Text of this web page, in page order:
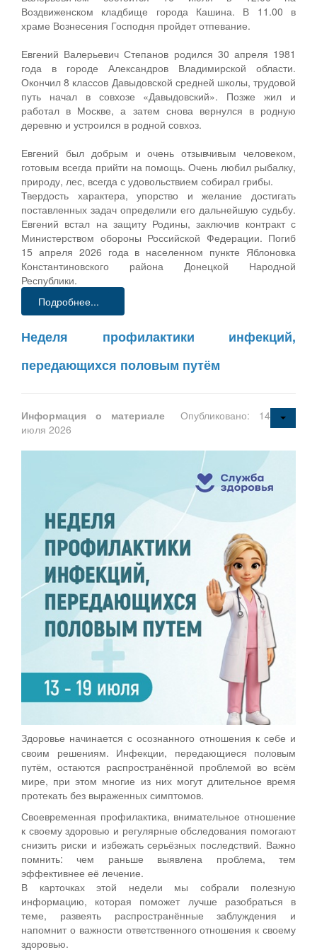
Воздвиженском кладбище города Кашина. В 11.00 в
храме Вознесения Господня пройдет отпевание.
Евгений Валерьевич Степанов родился 30 апреля 1981
года в городе Александров Владимирской области.
Окончил 8 классов Давыдовской средней школы, трудовой
путь начал в совхозе «Давыдовский». Позже жил и
работал в Москве, а затем снова вернулся в родную
деревню и устроился в родной совхоз.
Евгений был добрым и очень отзывчивым человеком,
готовым всегда прийти на помощь. Очень любил рыбалку,
природу, лес, всегда с удовольствием собирал грибы.
⁣Твердость характера, упорство и желание достигать
поставленных задач определили его дальнейшую судьбу.
Евгений встал на защиту Родины, заключив контракт с
Министерством обороны Российской Федерации. Погиб
15 апреля 2026 года в населенном пункте Яблоновка
Константиновского района Донецкой Народной
Республики.
Подробнее...
Неделя профилактики инфекций,
передающихся половым путём
Информация о материале
Опубликовано: 14
июля 2026
Здоровье начинается с осознанного отношения к себе и
своим решениям. Инфекции, передающиеся половым
путём, остаются распространённой проблемой во всём
мире, при этом многие из них могут длительное время
протекать без выраженных симптомов.
Своевременная профилактика, внимательное отношение
к своему здоровью и регулярные обследования помогают
снизить риски и избежать серьёзных последствий. Важно
помнить: чем раньше выявлена проблема, тем
эффективнее её лечение.
В карточках этой недели мы собрали полезную
информацию, которая поможет лучше разобраться в
теме, развеять распространённые заблуждения и
напомнит о важности ответственного отношения к своему
здоровью.